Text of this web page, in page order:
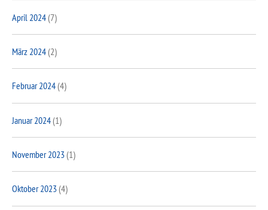
April 2024(7)
März 2024(2)
Februar 2024(4)
Januar 2024(1)
November 2023(1)
Oktober 2023(4)